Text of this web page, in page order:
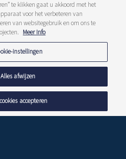
te klikken gaat u akkoord met het
voor het verbeteren van
van websitegebruik en om ons te
Meer Info
instellingen
Alles afwijzen
accepteren